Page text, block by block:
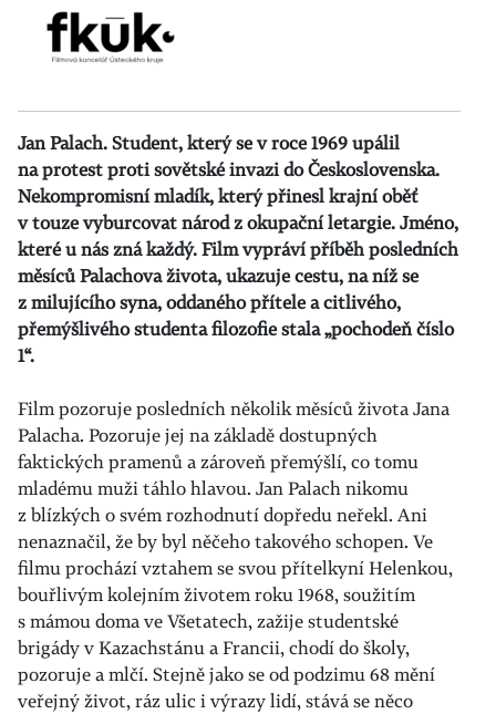
Jan Palach. Student, který se v roce 1969 upálil
na protest proti sovětské invazi do Československa.
Nekompromisní mladík, který přinesl krajní oběť
v touze vyburcovat národ z okupační letargie. Jméno,
které u nás zná každý. Film vypráví příběh posledních
měsíců Palachova života, ukazuje cestu, na níž se
z milujícího syna, oddaného přítele a citlivého,
přemýšlivého studenta filozofie stala „pochodeň číslo
1“.
Film pozoruje posledních několik měsíců života Jana
Palacha. Pozoruje jej na základě dostupných
faktických pramenů a zároveň přemýšlí, co tomu
mladému muži táhlo hlavou. Jan Palach nikomu
z blízkých o svém rozhodnutí dopředu neřekl. Ani
nenaznačil, že by byl něčeho takového schopen. Ve
filmu prochází vztahem se svou přítelkyní Helenkou,
bouřlivým kolejním životem roku 1968, soužitím
s mámou doma ve Všetatech, zažije studentské
brigády v Kazachstánu a Francii, chodí do školy,
pozoruje a mlčí. Stejně jako se od podzimu 68 mění
veřejný život, ráz ulic i výrazy lidí, stává se něco